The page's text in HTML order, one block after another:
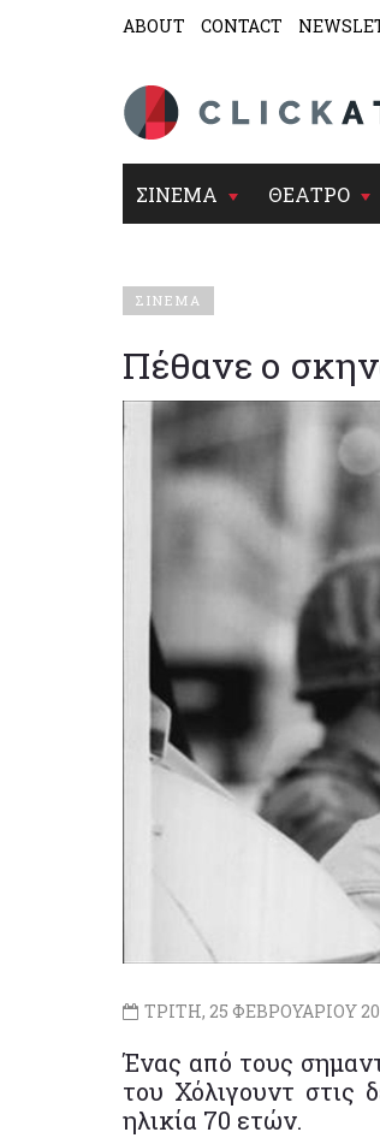
ABOUT CONTACT
ΣΙΝΕΜΑ ΘΕΑΤΡΟ
ΣΙΝΕΜΑ
Πέθανε ο
ΤΡΙΤΗ, 25 ΦΕΒΡΟΥΑΡΙΟΥ
Ένας από τους
του Χόλιγουντ στις
ηλικία 70 ετών.